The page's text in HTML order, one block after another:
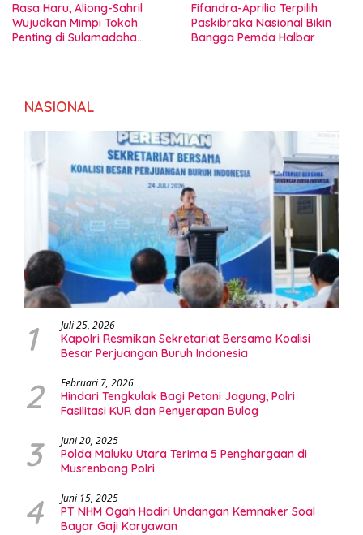
Rasa Haru, Aliong-Sahril
Wujudkan Mimpi Tokoh
Penting di Sulamadaha
Fifandra-Aprilia Terpilih
Paskibraka Nasional Bikin
Bangga Pemda Halbar
NASIONAL
1 Juli 25, 2026
Kapolri Resmikan Sekretariat Bersama Koalisi
Besar Perjuangan Buruh Indonesia
2 Februari 7, 2026
Hindari Tengkulak Bagi Petani Jagung, Polri
Fasilitasi KUR dan Penyerapan Bulog
3 Juni 20, 2025
Polda Maluku Utara Terima 5 Penghargaan di
Musrenbang Polri
4 Juni 15, 2025
PT NHM Ogah Hadiri Undangan Kemnaker Soal
Bayar Gaji Karyawan